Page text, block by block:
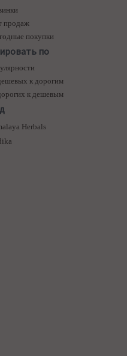
продаж
покупки
по
к дорогим
к дешевым
Herbals